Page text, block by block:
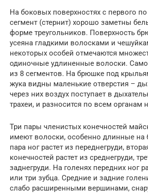
На боковых поверхностях с первого
сегмент (стернит) хорошо заметны
форме треугольников. Поверхность
усеяна гладкими волосками и
некоторых особей отмечаются
одиночные удлиненные волоски.
из 8 сегментов. На брюшке под
жука видны маленькие отверстия –
через них воздух поступает в
трахеи, и разносится по всем органам
Три пары членистых конечностей
имеют волоски, особенно длинные на
пара ног растет из переднегруди,
конечностей растет из среднегруди,
заднегруди. На голенях передних ног
или три зубца. Средние и задние
слабо расширенными вершинами,